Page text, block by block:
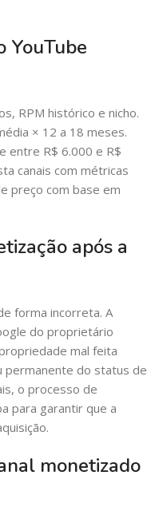
YouTube
RPM histórico e nicho.
× 12 a 18 meses.
entre R$ 6.000 e R$
canais com métricas
preço com base em
após a
forma incorreta. A
do proprietário
mal feita
do status de
o processo de
para garantir que a
monetizado